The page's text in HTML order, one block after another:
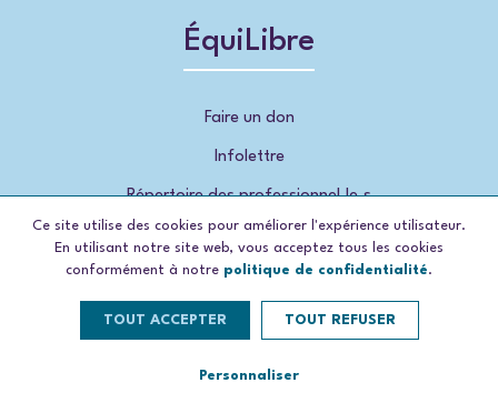
ÉquiLibre
Faire un don
Infolettre
Répertoire des professionnel.le.s
© 2026, ÉquiLibre , tous droits réservés
Ce site utilise des cookies pour améliorer l'expérience utilisateur.
En utilisant notre site web, vous acceptez tous les cookies
conformément à notre politique de confidentialité.
TOUT ACCEPTER TOUT REFUSER
Personnaliser